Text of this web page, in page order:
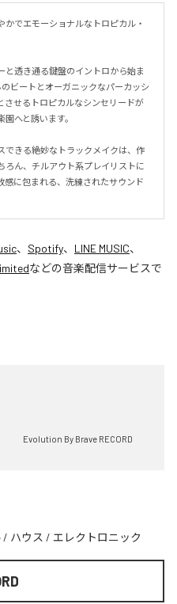
でエモーショナルなトロピカル・
透き通る鍵盤のイントロから始ま
ビートとオーガニックなパーカッシ
させるトロピカルなシンセリードが
へと誘います。
できる絶妙なトラックメイクは、作
ろん、チルアウト系プレイリストに
感に包まれる、洗練されたサウンド
、 Spotify、 LINE MUSIC、
などの音楽配信サービスで
Evolution By Brave RECORD
/ ハウス / エレクトロニック